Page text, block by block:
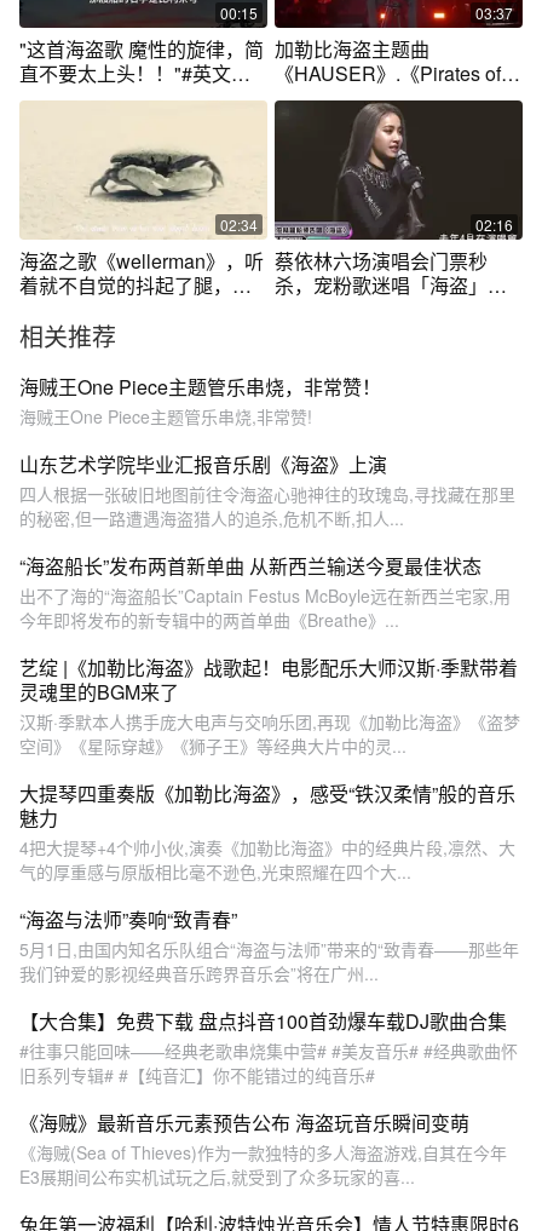
00:15
"这首海盗歌 魔性的旋律，简
直不要太上头！！"#英文歌
曲 #宝藏音乐
03:37
加勒比海盗主题曲
《HAUSER》.《Pirates of
the》
02:34
海盗之歌《wellerman》，听
着就不自觉的抖起了腿，越
02:16
蔡依林六场演唱会门票秒
杀，宠粉歌迷唱「海盗」歌
相关推荐
海贼王One Piece主题管乐串烧，非常赞！
海贼王One Piece主题管乐串烧,非常赞!
山东艺术学院毕业汇报音乐剧《海盗》上演
四人根据一张破旧地图前往令海盗心驰神往的玫瑰岛,寻找藏在那里
的秘密,但一路遭遇海盗猎人的追杀,危机不断,扣人...
“海盗船长”发布两首新单曲 从新西兰输送今夏最佳状态
出不了海的“海盗船长”Captain Festus McBoyle远在新西兰宅家,用
今年即将发布的新专辑中的两首单曲《Breathe》...
艺绽 |《加勒比海盗》战歌起！电影配乐大师汉斯·季默带着
灵魂里的BGM来了
汉斯·季默本人携手庞大电声与交响乐团,再现《加勒比海盗》《盗梦
空间》《星际穿越》《狮子王》等经典大片中的灵...
大提琴四重奏版《加勒比海盗》，感受“铁汉柔情”般的音乐
魅力
4把大提琴+4个帅小伙,演奏《加勒比海盗》中的经典片段,凛然、大
气的厚重感与原版相比毫不逊色,光束照耀在四个大...
“海盗与法师”奏响“致青春”
5月1日,由国内知名乐队组合“海盗与法师”带来的“致青春——那些年
我们钟爱的影视经典音乐跨界音乐会”将在广州...
【大合集】免费下载 盘点抖音100首劲爆车载DJ歌曲合集
#往事只能回味——经典老歌串烧集中营# #美友音乐# #经典歌曲怀
旧系列专辑# #【纯音汇】你不能错过的纯音乐#
《海贼》最新音乐元素预告公布 海盗玩音乐瞬间变萌
《海贼(Sea of Thieves)作为一款独特的多人海盗游戏,自其在今年
E3展期间公布实机试玩之后,就受到了众多玩家的喜...
兔年第一波福利【哈利·波特烛光音乐会】情人节特惠限时6